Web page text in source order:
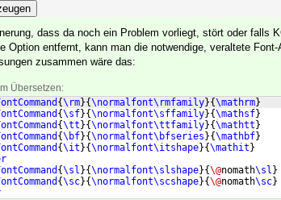
dass da noch ein Problem vorliegt, stört oder falls
Option entfernt, kann man die notwendige, veraltete
zusammen wäre das:
Übersetzen:
{\rm}{\normalfont\rmfamily}{\mathrm}
{\sf}{\normalfont\sffamily}{\mathsf}
{\tt }{\normalfont\ttfamily}{\mathtt }
{\bf}{\normalfont\bfseries }{\mathbf}
{\it }{\normalfont\itshape}{\mathit }
{\sl }{\normalfont\slshape}{\@nomath\sl }
{\sc}{\normalfont\scshape}{\@nomath\sc}